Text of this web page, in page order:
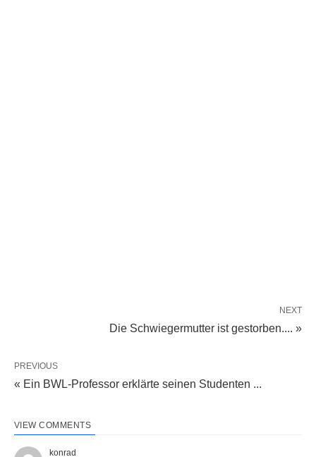
NEXT
Die Schwiegermutter ist gestorben.... »
PREVIOUS
« Ein BWL-Professor erklärte seinen Studenten ...
VIEW COMMENTS
konrad